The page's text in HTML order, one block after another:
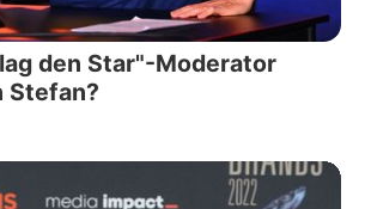
den Star"-Moderator
Stefan?